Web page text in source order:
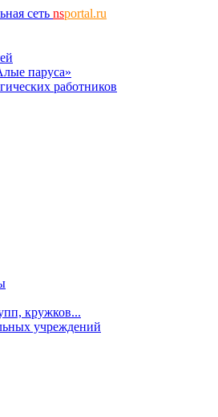
сеть nsportal.ru
паруса»
работников
кружков...
учреждений